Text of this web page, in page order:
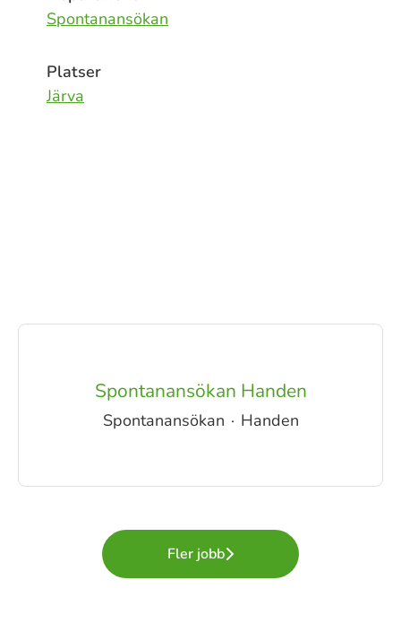
Spontanansökan
Platser
Järva
Spontanansökan Handen
Spontanansökan · Handen
Fler jobb